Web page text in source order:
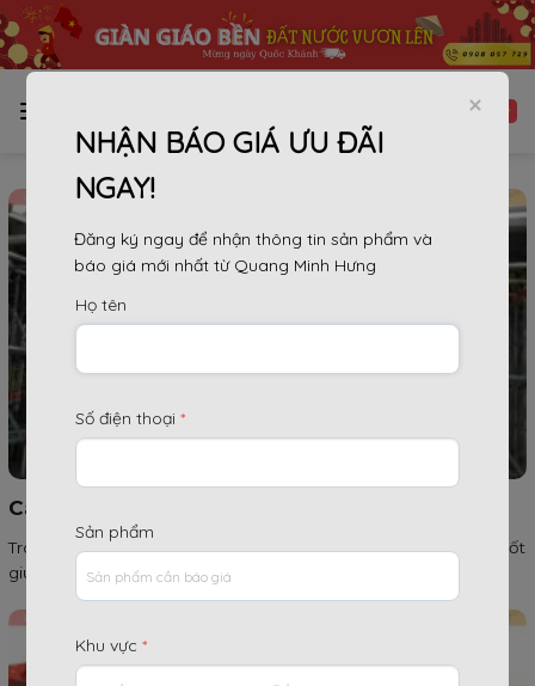
Bỏ
qua
nội
dung
Các bước lắp dựng Giàn Giáo an toàn
Trong mọi công trình xây dựng, giàn giáo đóng vai trò then chốt
giúp công...
NHẬN BÁO GIÁ ƯU ĐÃI
NGAY!
Đăng ký ngay để nhận thông tin sản phẩm và
báo giá mới nhất từ Quang Minh Hưng
Họ tên
Số điện thoại *
Sản phẩm
Khu vực *